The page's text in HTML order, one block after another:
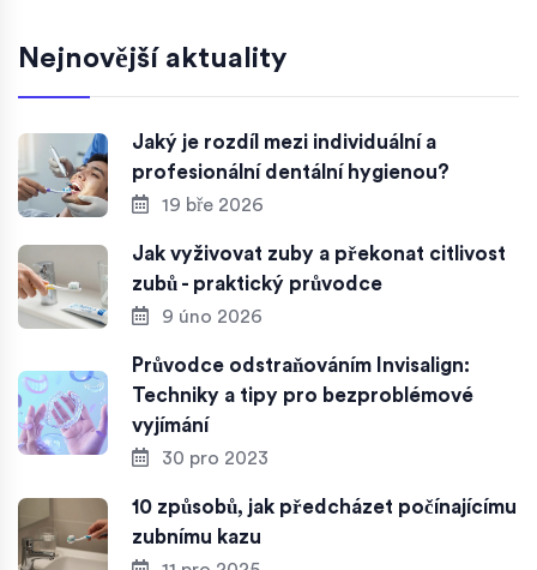
Nejnovější aktuality
Jaký je rozdíl mezi individuální a
profesionální dentální hygienou?
19 bře 2026
Jak vyživovat zuby a překonat citlivost
zubů - praktický průvodce
9 úno 2026
Průvodce odstraňováním Invisalign:
Techniky a tipy pro bezproblémové
vyjímání
30 pro 2023
10 způsobů, jak předcházet počínajícímu
zubnímu kazu